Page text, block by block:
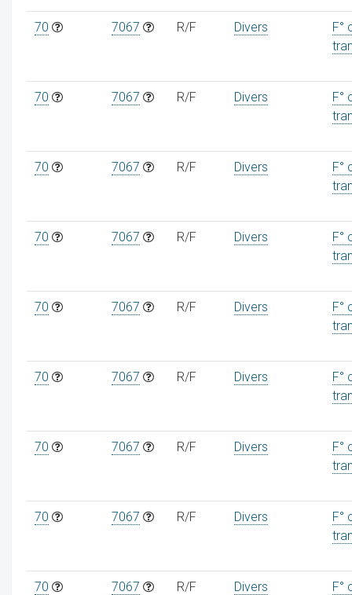
70 7067 R/F Divers
F°
70 7067 R/F Divers
F°
70 7067 R/F Divers
F°
70 7067 R/F Divers
F°
70 7067 R/F Divers
F°
70 7067 R/F Divers
F°
70 7067 R/F Divers
F°
70 7067 R/F Divers
F°
70 7067 R/F Divers
F°